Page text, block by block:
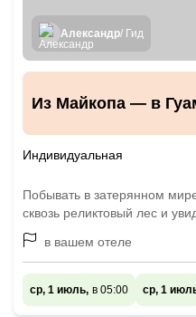
Александр/ Гид
Из Майкопа — в
Индивидуальная
Побывать в затерянном
сквозь реликтовый лес и
в вашем отеле
ср, 1 июль, в 05:00 ср, 1